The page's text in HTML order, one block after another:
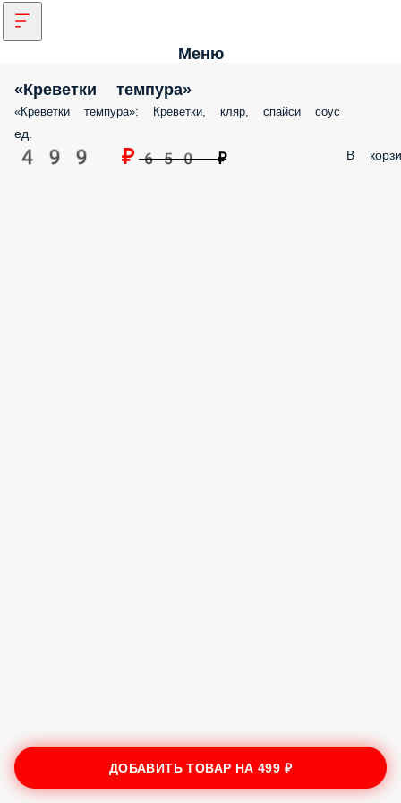
Меню
«Креветки темпура»
«Креветки темпура»: Креветки, кляр, спайси соус
ед.
499 ₽ 650 ₽ В
ДОБАВИТЬ ТОВАР НА499 ₽